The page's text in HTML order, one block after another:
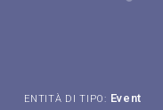
ENTITÀ DI TIPO: Event